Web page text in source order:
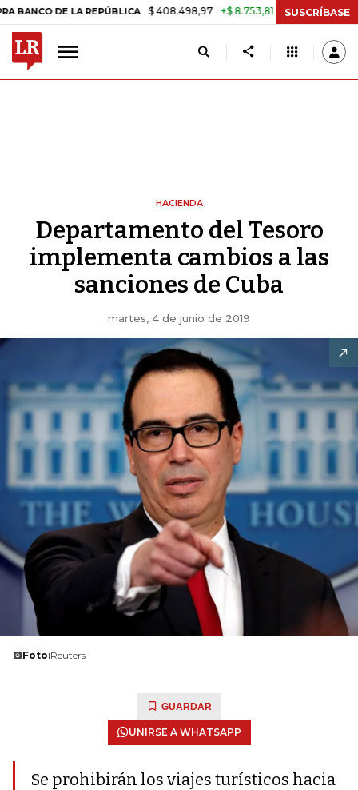
DE LA REPÚBLICA $ 408.498,97 +$ 8.753,81 +2,19% TASA DE
SUSCRÍBASE
HACIENDA
Departamento del Tesoro
implementa cambios a las
sanciones de Cuba
martes, 4 de junio de 2019
Foto:Reuters
GUARDAR
UNIRSE A WHATSAPP
Se prohibirán los viajes turísticos hacia